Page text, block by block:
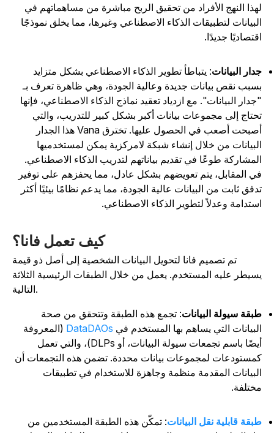
النهج الأفراد من تحقيق الربح مباشرة من مساهماتهم في
لتطبيقات الذكاء الاصطناعي وغيرها، مما يخلق نموذجًا
جديدًا.
البيانات: يتباطأ تطوير الذكاء الاصطناعي بشكل متزايد
نقص بيانات جديدة وعالية الجودة، وهي ظاهرة تعرف بـ
البيانات". مع ازدياد تعقيد نماذج الذكاء الاصطناعي، فإنها
إلى مجموعات بيانات أكبر بشكل كبير للتدريب، والتي
أصبحت أصعب في الحصول عليها. تخترق Vana هذا الجدار
من خلال إنشاء شبكة لامركزية يمكن لمستخدميها
طوعًا في تقديم بياناتهم لتدريب الذكاء الاصطناعي.
المقابل، يتم تعويضهم بشكل عادل، مما يحفزهم على توفير
ثابت من البيانات عالية الجودة، مما يدعم نظامًا بيئيًا أكثر
وعدلاً لتطوير الذكاء الاصطناعي.
كيف تعمل فانا؟
تم تصميم فانا لتحويل البيانات الشخصية إلى أصل ذو قيمة
عليه المستخدم. يعمل من خلال الطبقات الرئيسية الثلاثة
سيولة البيانات: تجمع هذه الطبقة وتتحقق من صحة
التي يساهم بها المستخدم في DataDAOs(المعروفة
أيضًا باسم تجمعات سيولة البيانات، أو DLPs)، والتي تعمل
لمجموعات بيانات محددة. تضمن هذه التجمعات أن
المقدمة منظمة وجاهزة للاستخدام في تطبيقات
قابلية نقل البيانات: تمكّن هذه الطبقة المستخدمين من